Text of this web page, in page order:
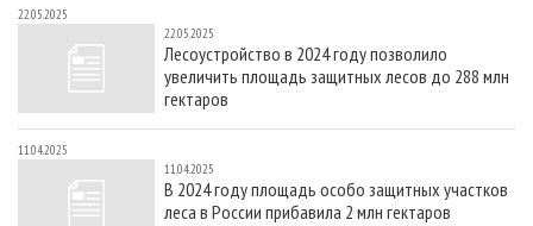
22.05.2025
22.05.2025
Лесоустройство в 2024 году позволило
увеличить площадь защитных лесов до 288 млн
гектаров
11.04.2025
11.04.2025
В 2024 году площадь особо защитных участков
леса в России прибавила 2 млн гектаров